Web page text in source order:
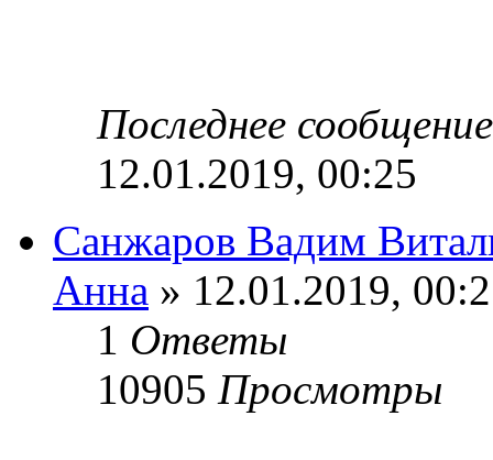
Последнее
12.01.2019, 00:25
Санжаров Вадим
Анна » 12.01.2019,
1 Ответы
10905 Просмотры